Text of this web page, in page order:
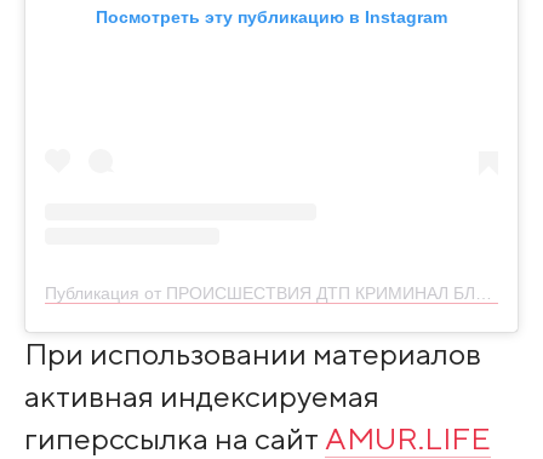
Посмотреть эту публикацию в Instagram
При использовании материалов
активная индексируемая
гиперссылка на сайт AMUR.LIFE